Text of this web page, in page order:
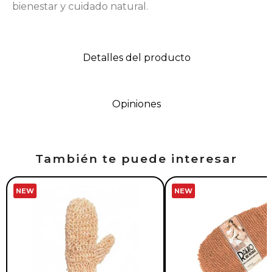
Detalles del producto
Opiniones
bienestar y cuidado natural.
También te puede interesar
NEW NEW